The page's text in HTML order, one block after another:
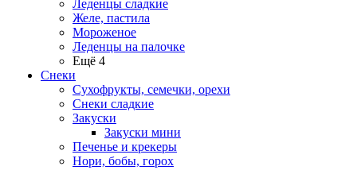
Леденцы сладкие
Желе, пастила
Мороженое
Леденцы на палочке
Ещё 4
Снеки
Сухофрукты, семечки, орехи
Снеки сладкие
Закуски
Закуски мини
Печенье и крекеры
Нори, бобы, горох